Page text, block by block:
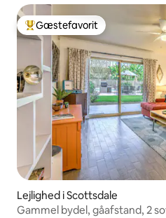
Bedste gæstefavorit
Gæstefavorit
Lejlighed i Scottsdale
Gammel bydel, gåafstand, 2